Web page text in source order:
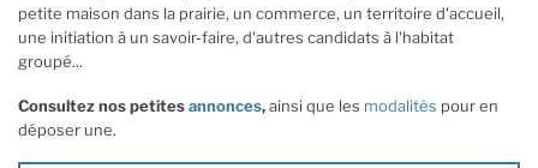
petite maison dans la prairie, un commerce, un territoire d'accueil,
une initiation à un savoir-faire, d'autres candidats à l'habitat
groupé...
Consultez nos petitesannonces,ainsi que les modalités pour en
déposer une.